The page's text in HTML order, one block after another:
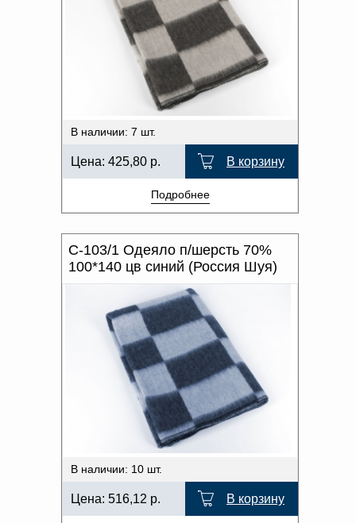
В наличии: 7 шт.
Цена: 425,80 р. В корзину
Подробнее
С-103/1 Одеяло п/шерсть 70%
100*140 цв синий (Россия Шуя)
В наличии: 10 шт.
Цена: 516,12 р. В корзину